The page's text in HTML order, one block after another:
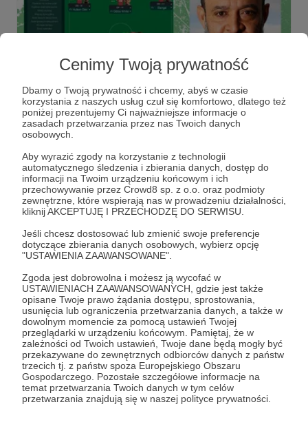
Cenimy Twoją prywatność
Dbamy o Twoją prywatność i chcemy, abyś w czasie
korzystania z naszych usług czuł się komfortowo, dlatego też
poniżej prezentujemy Ci najważniejsze informacje o
zasadach przetwarzania przez nas Twoich danych
osobowych.
Aby wyrazić zgody na korzystanie z technologii
automatycznego śledzenia i zbierania danych, dostęp do
informacji na Twoim urządzeniu końcowym i ich
przechowywanie przez Crowd8 sp. z o.o. oraz podmioty
zewnętrzne, które wspierają nas w prowadzeniu działalności,
kliknij AKCEPTUJĘ I PRZECHODZĘ DO SERWISU.
Jeśli chcesz dostosować lub zmienić swoje preferencje
dotyczące zbierania danych osobowych, wybierz opcję
"USTAWIENIA ZAAWANSOWANE".
Zgoda jest dobrowolna i możesz ją wycofać w
USTAWIENIACH ZAAWANSOWANYCH, gdzie jest także
opisane Twoje prawo żądania dostępu, sprostowania,
usunięcia lub ograniczenia przetwarzania danych, a także w
dowolnym momencie za pomocą ustawień Twojej
przeglądarki w urządzeniu końcowym. Pamiętaj, że w
zależności od Twoich ustawień, Twoje dane będą mogły być
przekazywane do zewnętrznych odbiorców danych z państw
trzecich tj. z państw spoza Europejskiego Obszaru
Gospodarczego. Pozostałe szczegółowe informacje na
temat przetwarzania Twoich danych w tym celów
przetwarzania znajdują się w naszej polityce prywatności.
29.05.2025 ● Brak komentarzy
Nuno Espirito Santo. Dyscyplina i
szybkość.
Dyscyplina i szybkość najlepiej opisują styl, który Nuno
Espirito Santo wprowadził do Nottingham Forest.
Zazwyczaj korzysta z formacji 1-4-2-3-1, ale kształt ma
tutaj mniejsze znaczenie – kluczem jest sekwencja
błyskawicznych przejść z obrony do ataku.
Nuno Espirito Santo Espirito Santo nottingham
Promowani autorzy
Karczmarz